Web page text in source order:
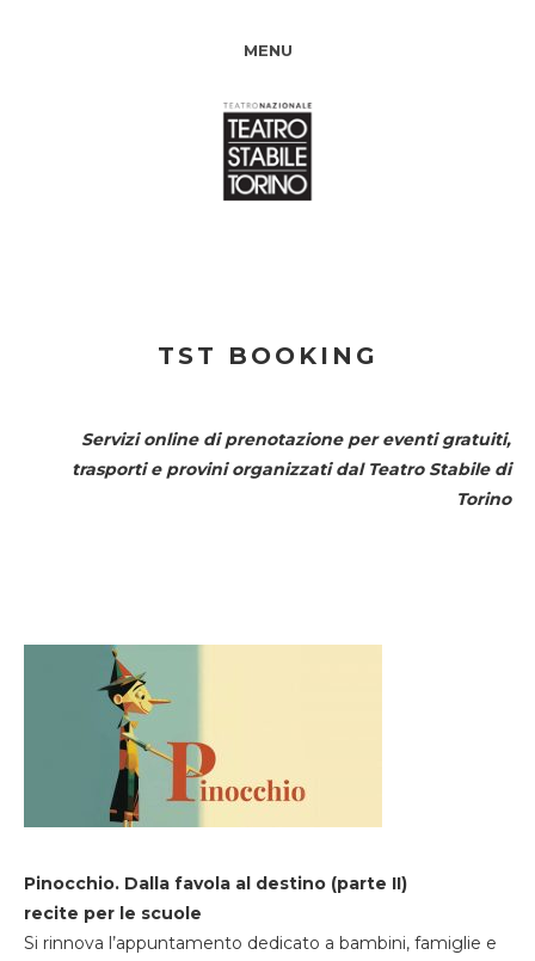
MENU
TST BOOKING
Servizi online di prenotazione per eventi gratuiti,
trasporti e provini organizzati dal Teatro Stabile di
Torino
Pinocchio. Dalla favola al destino (parte II)
recite per le scuole
Si rinnova l’appuntamento dedicato a bambini, famiglie e